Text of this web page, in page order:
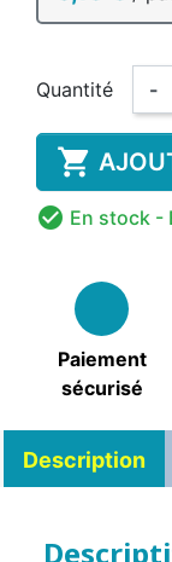
Quantité -

 En stock -
Paiement
sécurisé
Description